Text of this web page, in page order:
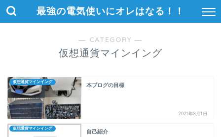
最強の電気使いにオレはなる！！
― CATEGORY ―
仮想通貨マインイング
仮想通貨マインイング
本ブログの目標
2021年8月1日
仮想通貨マインイング
自己紹介